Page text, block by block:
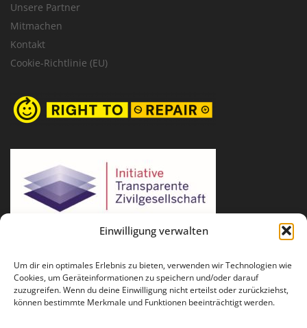
Einwilligung verwalten
Um dir ein optimales Erlebnis zu bieten, verwenden wir Technologien wie
Cookies, um Geräteinformationen zu speichern und/oder darauf
zuzugreifen. Wenn du deine Einwilligung nicht erteilst oder zurückziehst,
können bestimmte Merkmale und Funktionen beeinträchtigt werden.
Unsere Partner
Mitmachen
Kontakt
Cookie-Richtlinie (EU)